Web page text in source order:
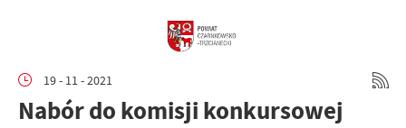
19 - 11 - 2021
Nabór do komisji konkursowej